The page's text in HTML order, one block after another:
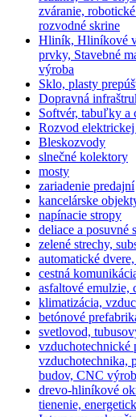
zváranie,
rozvodné skrine
Hliník, Hliníkové
prvky, Stavebné
výroba
Sklo, plasty
Dopravná
Softvér, tabuľky a
Rozvod elektrickej
Bleskozvody
slnečné kolektory
mosty
zariadenie predajní
kancelárske
napínacie stropy
deliace a posuvné
zelené strechy,
automatické
cestná
asfaltové emulzie,
klimatizácia,
betónové
svetlovod,
vzduchotechnické
vzduchotechnika,
budov, CNC
drevo-hliníkové
tienenie,